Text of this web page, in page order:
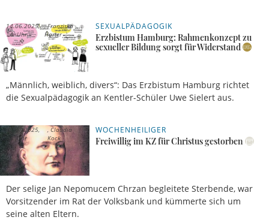
SEXUALPÄDAGOGIK
Erzbistum Hamburg: Rahmenkonzept zu
sexueller Bildung sorgt für Widerstand
„Männlich, weiblich, divers“: Das Erzbistum Hamburg richtet
die Sexualpädagogik an Kentler-Schüler Uwe Sielert aus.
14.06.2025,
14 Uhr
Franziska
Harter
WOCHENHEILIGER
Freiwillig im KZ für Christus gestorben
Der selige Jan Nepomucem Chrzan begleitete Sterbende, war
Vorsitzender im Rat der Volksbank und kümmerte sich um
seine alten Eltern.
01.07.2025,
05 Uhr
Claudia
Kock